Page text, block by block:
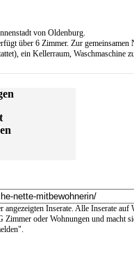
von Oldenburg.
über 6 Zimmer. Zur gemeinsamen
ein Kellerraum, Waschmaschine
Inserate. Alle Inserate
oder Wohnungen und macht